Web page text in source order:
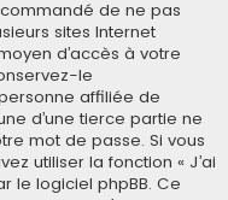
de ne pas
sites Internet
d’accès à votre
le
affiliée de
d’une tierce partie ne
mot de passe. Si vous
utiliser la fonction « J’ai
le logiciel phpBB. Ce